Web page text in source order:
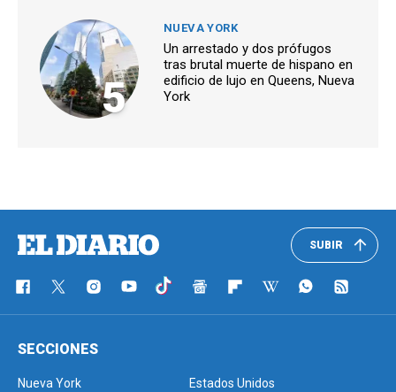
5
NUEVA YORK
Un arrestado y dos prófugos
tras brutal muerte de hispano en
edificio de lujo en Queens, Nueva
York
SUBIR
SECCIONES
Nueva York
Estados Unidos